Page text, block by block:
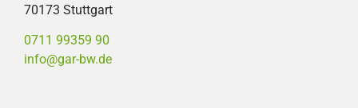
70173 Stuttgart
0711 99359 90
info@gar-bw.de